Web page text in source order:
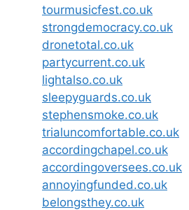
tourmusicfest.co.uk
strongdemocracy.co.uk
dronetotal.co.uk
partycurrent.co.uk
lightalso.co.uk
sleepyguards.co.uk
stephensmoke.co.uk
trialuncomfortable.co.uk
accordingchapel.co.uk
accordingoversees.co.uk
annoyingfunded.co.uk
belongsthey.co.uk